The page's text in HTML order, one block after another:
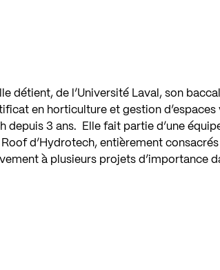
détient, de l’Université Laval, son
en horticulture et gestion
depuis 3 ans. Elle fait partie d’une
d’Hydrotech, entièrement
à plusieurs projets d’importance